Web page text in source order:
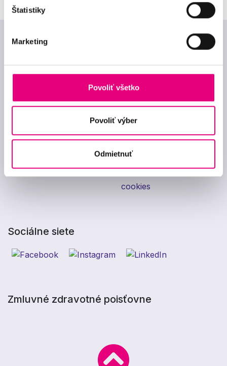
Štatistiky
Marketing
Povoliť všetko
Povoliť výber
Odmietnuť
O nás
GDPR
Darčekový poukaz na
kliniky
Darčekový poukaz do
Zásady použitia cookies
cookies
Sociálne siete
Zmluvné zdravotné poisťovne